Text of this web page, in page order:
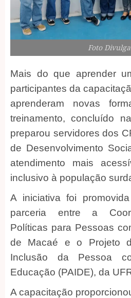
Foto
Mais do que aprender
participantes da
aprenderam novas
treinamento, concluído
preparou servidores dos
de Desenvolvimento
atendimento mais
inclusivo à população
A iniciativa foi
parceria entre a
Políticas para Pessoas
de Macaé e o Projeto
Inclusão da Pessoa
Educação (PAIDE), da
A capacitação